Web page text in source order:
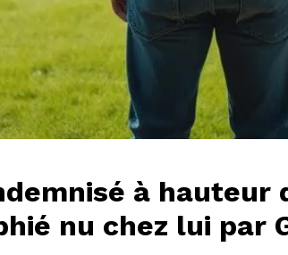
à hauteur
nu chez lui par